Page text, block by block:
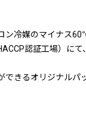
ン冷媒のマイナス
認証工場）に
できるオリジナルパ